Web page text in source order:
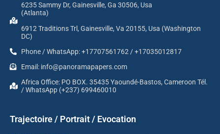
6235 Sammy Dr, Gainesville, Ga 30506, Usa
(Atlanta)
6912 Traditions Trl, Gainesville, Va 20155, Usa (Washington
DC)
Phone / WhatsApp: +17707561762 / +17035012817
Email: info@panoramapapers.com
Africa Office: PO BOX. 35435 Yaoundé-Bastos, Cameroon Tél.
/ WhatsApp (+237) 699460010
Trajectoire / Portrait / Evocation